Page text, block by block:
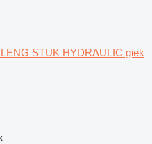
STUK HYDRAULIC giek